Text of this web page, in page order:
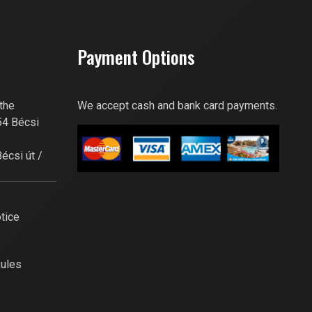
Bécsi
út /
Payment Options
We accept cash and bank card payments.
tól!